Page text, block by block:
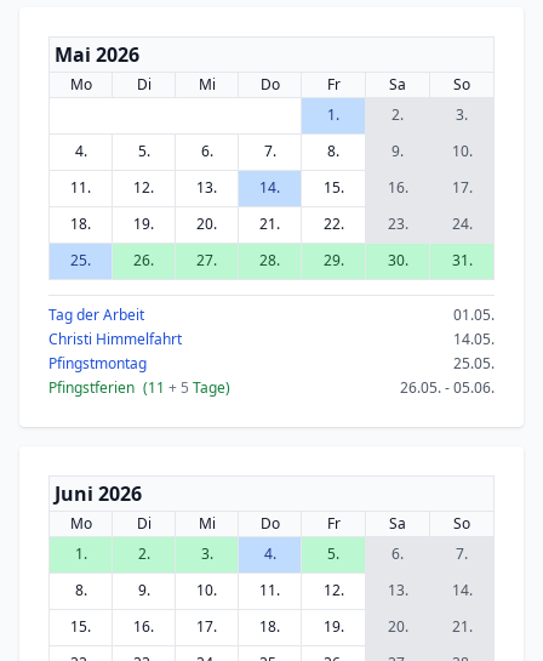
Mai 2026
Mo Di Mi Do Fr Sa
So
1.
2.
3.
4.
5. 6. 7. 8. 9.
10.
11.
12. 13. 14. 15. 16.
17.
18.
19. 20. 21. 22. 23.
24.
25.
26. 27. 28. 29. 30. 31.
Tag der Arbeit
01.05.
Christi Himmelfahrt
14.05.
Pfingstmontag
25.05.
Pfingstferien (11 + 5 Tage) 26.05. - 05.06.
Juni 2026
Mo Di Mi Do Fr Sa
So
1.
2. 3. 4. 5. 6.
7.
8.
9. 10. 11. 12. 13.
14.
15.
16. 17. 18. 19. 20.
21.